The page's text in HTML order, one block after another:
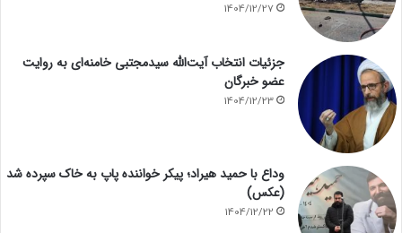
1404/12/27
جزئیات انتخاب آیت‌الله سیدمجتبی خامنه‌ای به روایت
عضو خبرگان
1404/12/23
وداع با حمید هیراد؛ پیکر خواننده پاپ به خاک سپرده شد
(عکس)
1404/12/22